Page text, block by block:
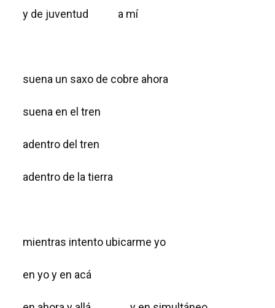
y de juventud a mí
suena un saxo de cobre ahora
suena en el tren
adentro del tren
adentro de la tierra
mientras intento ubicarme yo
en yo y en acá